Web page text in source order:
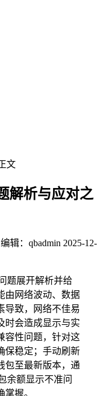
文
解析与应对之
辑：qbadmin 2025-12-
题展开解析并给
由网络波动、数据
导致，网络不佳易
时会造成显示与实
容性问题，针对这
保稳定；手动刷新
包至最新版本，通
余额显示不准问
握。